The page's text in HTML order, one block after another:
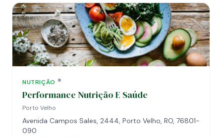
NUTRIÇÃO
Performance Nutrição E Saúde
Porto Velho
Avenida Campos Sales, 2444, Porto Velho, RO, 76801-
090